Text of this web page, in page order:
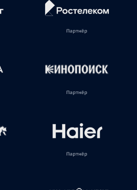
Партнёр
Партнёр
Партнёр